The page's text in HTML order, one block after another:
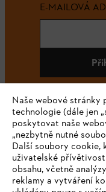
E-MAILOVÁ
Naše webové stránky
technologie (dále jen
poskytovat naše
„nezbytně nutné
Další soubory cookie,
uživatelské
obsahu, včetně
reklamy a vytváření